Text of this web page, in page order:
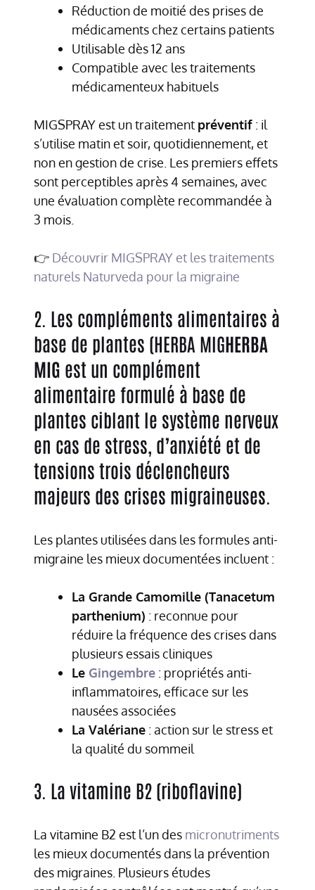
Réduction de moitié des prises de
médicaments chez certains patients
Utilisable dès 12 ans
Compatible avec les traitements
médicamenteux habituels
MIGSPRAY est un traitement préventif : il
s’utilise matin et soir, quotidiennement, et
non en gestion de crise. Les premiers effets
sont perceptibles après 4 semaines, avec
une évaluation complète recommandée à
3 mois.
👉 Découvrir MIGSPRAY et les traitements
naturels Naturveda pour la migraine
2. Les compléments alimentaires à
base de plantes (HERBA MIGHERBA
MIG est un complément
alimentaire formulé à base de
plantes ciblant le système nerveux
en cas de stress, d’anxiété et de
tensions trois déclencheurs
majeurs des crises migraineuses.
Les plantes utilisées dans les formules anti-
migraine les mieux documentées incluent :
La Grande Camomille (Tanacetum
parthenium) : reconnue pour
réduire la fréquence des crises dans
plusieurs essais cliniques
Le Gingembre : propriétés anti-
inflammatoires, efficace sur les
nausées associées
La Valériane : action sur le stress et
la qualité du sommeil
3. La vitamine B2 (riboflavine)
La vitamine B2 est l’un des micronutriments
les mieux documentés dans la prévention
des migraines. Plusieurs études